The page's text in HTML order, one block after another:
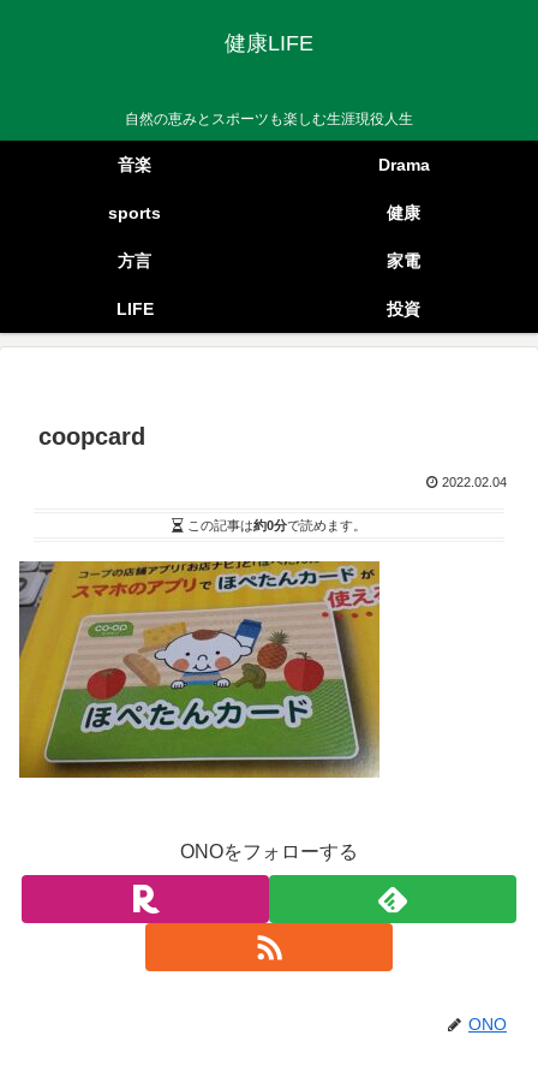
健康LIFE
自然の恵みとスポーツも楽しむ生涯現役人生
音楽 Drama
sports 健康
方言 家電
LIFE 投資
coopcard
2022.02.04
この記事は約0分で読めます。
ONOをフォローする
ONO